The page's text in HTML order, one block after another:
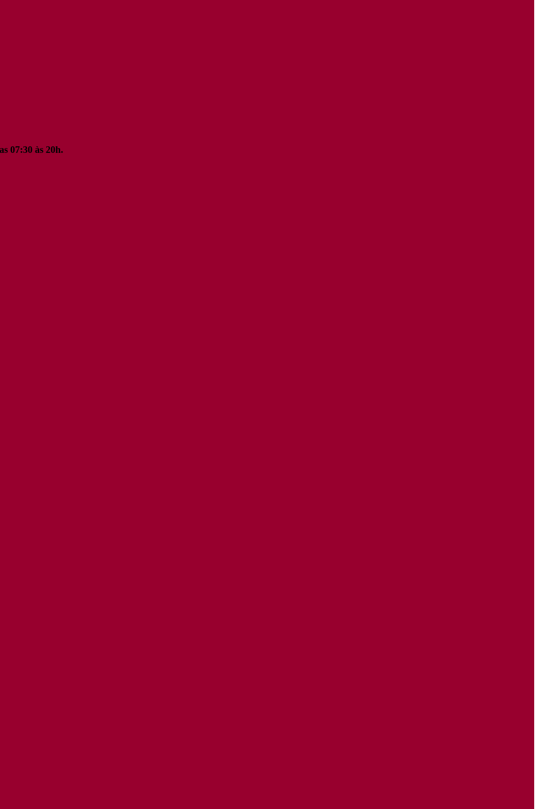
07:30 às 20h.